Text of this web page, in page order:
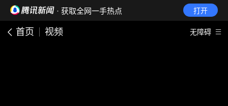
· 获取全网一手热点 打开
首页 视频 无障碍